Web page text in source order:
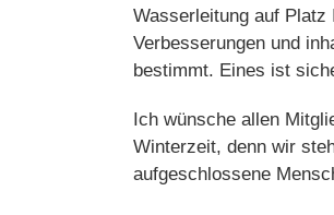
Wasserleitung auf
Verbesserungen und
bestimmt. Eines ist
Ich wünsche allen
Winterzeit, denn wir
aufgeschlossene